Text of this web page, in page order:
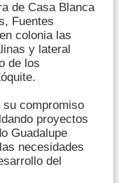
de Casa Blanca
Fuentes
colonia las
y lateral
de los
su compromiso
proyectos
Guadalupe
necesidades
del